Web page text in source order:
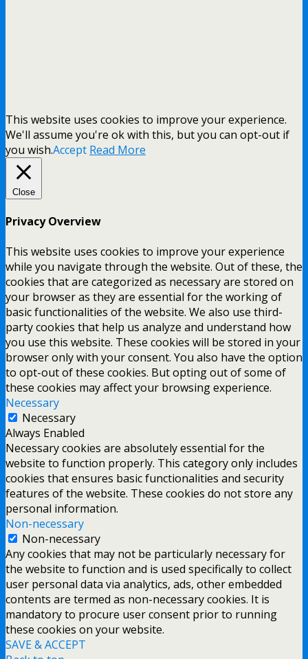
This website uses cookies to improve your experience.
We'll assume you're ok with this, but you can opt-out if
you wish.Accept Read More
Close
Privacy Overview
This website uses cookies to improve your experience
while you navigate through the website. Out of these, the
cookies that are categorized as necessary are stored on
your browser as they are essential for the working of
basic functionalities of the website. We also use third-
party cookies that help us analyze and understand how
you use this website. These cookies will be stored in your
browser only with your consent. You also have the option
to opt-out of these cookies. But opting out of some of
these cookies may affect your browsing experience.
Necessary
Necessary
Always Enabled
Necessary cookies are absolutely essential for the
website to function properly. This category only includes
cookies that ensures basic functionalities and security
features of the website. These cookies do not store any
personal information.
Non-necessary
Non-necessary
Any cookies that may not be particularly necessary for
the website to function and is used specifically to collect
user personal data via analytics, ads, other embedded
contents are termed as non-necessary cookies. It is
mandatory to procure user consent prior to running
these cookies on your website.
SAVE & ACCEPT